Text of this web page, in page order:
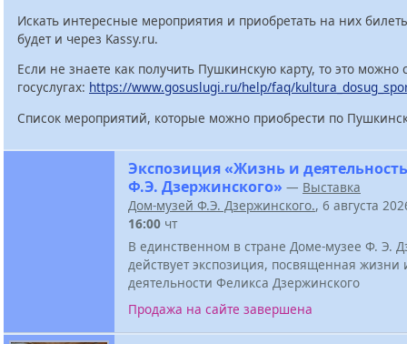
Искать интересные мероприятия и приобретать на них
будет и через Kassy.ru.
Если не знаете как получить Пушкинскую карту, то это можно
госуслугах: https://www.gosuslugi.ru/help/faq/
Список мероприятий, которые можно приобрести по
Экспозиция «Жизнь и деятельность
Ф.Э. Дзержинского» — Выставка
Дом-музей Ф.Э. Дзержинского., 6 августа
16:00 чт
В единственном в стране Доме-музее Ф. Э.
действует экспозиция, посвященная жизни
деятельности Феликса Дзержинского
Продажа на сайте завершена